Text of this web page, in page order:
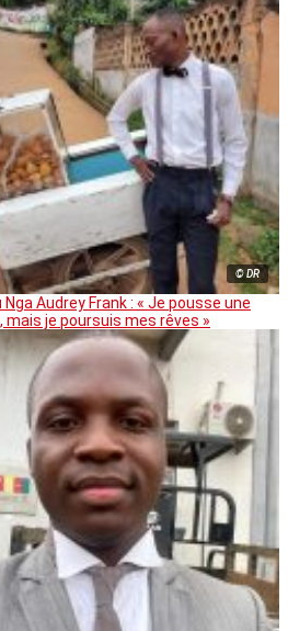
© DR
Nga Audrey Frank : « Je pousse une
mais je poursuis mes rêves »